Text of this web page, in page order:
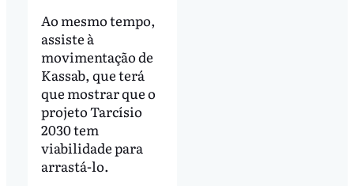
Ao mesmo tempo,
assiste à
movimentação de
Kassab, que terá
que mostrar que o
projeto Tarcísio
2030 tem
viabilidade para
arrastá-lo.